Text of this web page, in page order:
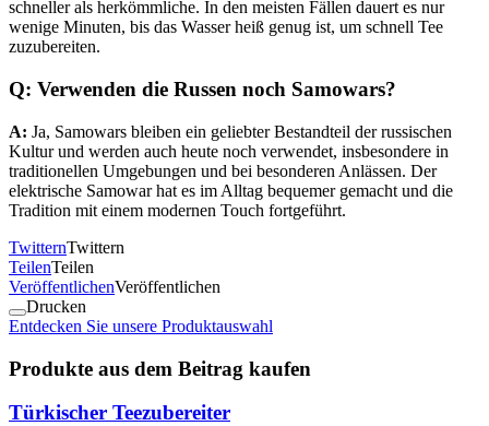
schneller als herkömmliche. In den meisten Fällen dauert es nur
wenige Minuten, bis das Wasser heiß genug ist, um schnell Tee
zuzubereiten.
Q: Verwenden die Russen noch Samowars?
A: Ja, Samowars bleiben ein geliebter Bestandteil der russischen
Kultur und werden auch heute noch verwendet, insbesondere in
traditionellen Umgebungen und bei besonderen Anlässen. Der
elektrische Samowar hat es im Alltag bequemer gemacht und die
Tradition mit einem modernen Touch fortgeführt.
TwitternTwittern
TeilenTeilen
VeröffentlichenVeröffentlichen
Drucken
Entdecken Sie unsere Produktauswahl
Produkte aus dem Beitrag kaufen
Türkischer Teezubereiter